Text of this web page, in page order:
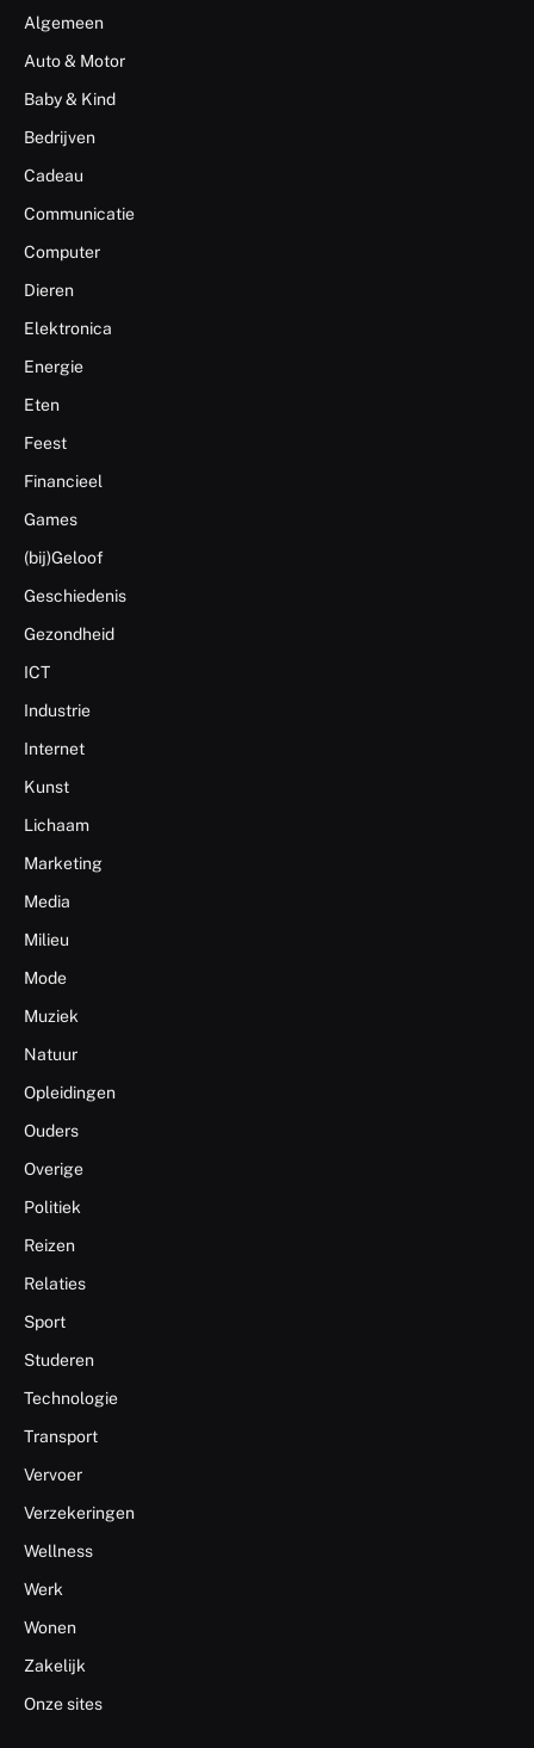
Algemeen
Auto & Motor
Baby & Kind
Bedrijven
Cadeau
Communicatie
Computer
Dieren
Elektronica
Energie
Eten
Feest
Financieel
Games
(bij)Geloof
Geschiedenis
Gezondheid
ICT
Industrie
Internet
Kunst
Lichaam
Marketing
Media
Milieu
Mode
Muziek
Natuur
Opleidingen
Ouders
Overige
Politiek
Reizen
Relaties
Sport
Studeren
Technologie
Transport
Vervoer
Verzekeringen
Wellness
Werk
Wonen
Zakelijk
Onze sites